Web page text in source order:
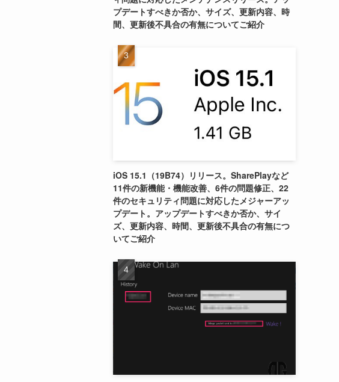
プデートすべきか否か、サイズ、更新内容、時
間、更新後不具合の有無についてご紹介
iOS 15.1（19B74）リリース。SharePlayなど
11件の新機能・機能改善、6件の問題修正、22
件のセキュリティ問題に対応したメジャーアッ
プデート。アップデートすべきか否か、サイ
ズ、更新内容、時間、更新後不具合の有無につ
いてご紹介